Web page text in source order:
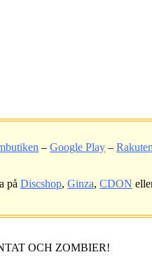
– Google Play –
på Discshop, Ginza, CDON
OCH ZOMBIER!